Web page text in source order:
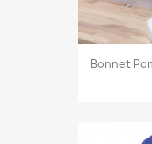
Bonnet